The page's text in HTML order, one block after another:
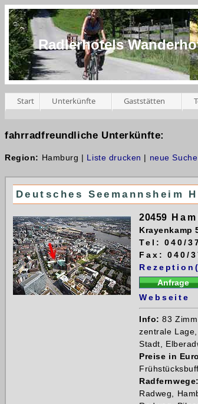
Radlerhotels
Start Unterkünfte Gaststätten
fahrradfreundliche Unterkünfte:
Region: Hamburg | Liste drucken | neue Suche
Deutsches Seemannsheim
20459
Krayenkamp
Tel: 040/
Fax: 040/
Webseite
Info:83
zentrale
Stadt,
Preise in
Radfernwege:
Radweg,